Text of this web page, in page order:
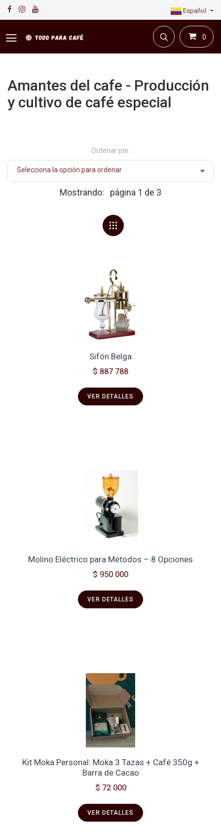
Español
0
Amantes del cafe - Producción
y cultivo de café especial
Ordenar por:
Mostrando: página 1 de 3
Sifón Belga
$ 887 788
VER DETALLES
Molino Eléctrico para Métodos – 8 Opciones
$ 950 000
VER DETALLES
Kit Moka Personal: Moka 3 Tazas + Café 350g +
Barra de Cacao
$ 72 000
VER DETALLES